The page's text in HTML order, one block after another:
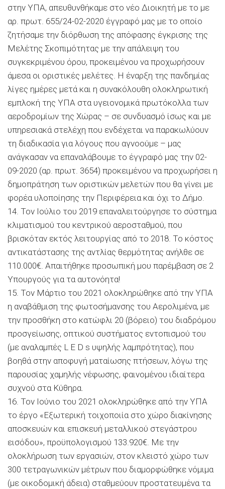
στην ΥΠΑ, απευθυνθήκαμε στο νέο Διοικητή με το με
αρ. πρωτ. 655/24-02-2020 έγγραφό μας με το οποίο
ζητήσαμε την διόρθωση της απόφασης έγκρισης της
Μελέτης Σκοπιμότητας με την απάλειψη του
συγκεκριμένου όρου, προκειμένου να προχωρήσουν
άμεσα οι οριστικές μελέτες. Η έναρξη της πανδημίας
λίγες ημέρες μετά και η συνακόλουθη ολοκληρωτική
εμπλοκή της ΥΠΑ στα υγειονομικά πρωτόκολλα των
αεροδρομίων της Χώρας – σε συνδυασμό ίσως και με
υπηρεσιακά στελέχη που ενδέχεται να παρακωλύουν
τη διαδικασία για λόγους που αγνοούμε – μας
ανάγκασαν να επαναλάβουμε το έγγραφό μας την 02-
09-2020 (αρ. πρωτ. 3654) προκειμένου να προχωρήσει η
δημοπράτηση των οριστικών μελετών που θα γίνει με
φορέα υλοποίησης την Περιφέρεια και όχι το Δήμο.
14. Τον Ιούλιο του 2019 επαναλειτούργησε το σύστημα
κλιματισμού του κεντρικού αεροσταθμού, που
βρισκόταν εκτός λειτουργίας από το 2018. Το κόστος
αντικατάστασης της αντλίας θερμότητας ανήλθε σε
110.000€. Απαιτήθηκε προσωπική μου παρέμβαση σε 2
Υπουργούς για τα αυτονόητα!
15. Τον Μάρτιο του 2021 ολοκληρώθηκε από την ΥΠΑ
η αναβάθμιση της φωτοσήμανσης του Αερολιμένα, με
την προσθήκη στο κατώφλι 20 (βόρειο) του διαδρόμου
προσγείωσης, οπτικού συστήματος εντοπισμού του
(με αναλαμπές L E D s υψηλής λαμπρότητας), που
βοηθά στην αποφυγή ματαίωσης πτήσεων, λόγω της
παρουσίας χαμηλής νέφωσης, φαινομένου ιδιαίτερα
συχνού στα Κύθηρα.
16. Τον Ιούνιο του 2021 ολοκληρώθηκε από την ΥΠΑ
το έργο «Εξωτερική τοιχοποιία στο χώρο διακίνησης
αποσκευών και επισκευή μεταλλικού στεγάστρου
εισόδου», προϋπολογισμού 133.920€. Με την
ολοκλήρωση των εργασιών, στον κλειστό χώρο των
300 τετραγωνικών μέτρων που διαμορφώθηκε νόμιμα
(με οικοδομική άδεια) σταθμεύουν προστατευμένα τα